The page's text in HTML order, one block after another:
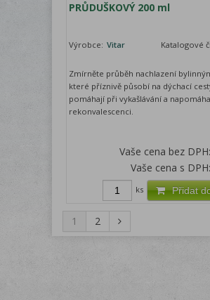
PRŮDUŠKOVÝ 200 ml
Výrobce: Vitar Katalogové
Zmírněte průběh nachlazení
které příznivě působí na dýchací
pomáhají při vykašlávání a
rekonvalescenci.
Vaše cena bez
Vaše cena s DPH:
Přidat
ks
1 2